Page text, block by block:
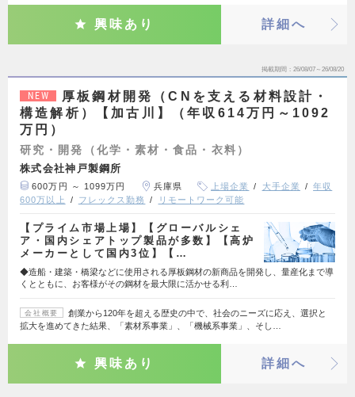
興味あり 詳細へ
掲載期間 26/08/07～26/08/20
NEW
厚板鋼材開発（CNを支える材料設計・
構造解析）【加古川】（年収614万円～1092
万円）
研究・開発（化学・素材・食品・衣料）
株式会社神戸製鋼所
600万円 ～ 1099万円 兵庫県 上場企業 大手企業
年収
600万以上
フレックス勤務 リモートワーク可能
【プライム市場上場】【グローバルシェ
ア・国内シェアトップ製品が多数】【高炉
メーカーとして国内3位】【…
◆造船・建築・橋梁などに使用される厚板鋼材の新商品を開発し、量産化まで導
くとともに、お客様がその鋼材を最大限に活かせる利…
会社概要
創業から120年を超える歴史の中で、社会のニーズに応え、選択と
拡大を進めてきた結果、「素材系事業」、「機械系事業」、そし…
興味あり 詳細へ